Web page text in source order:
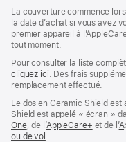
La couverture commence
la date d’achat si vous avez
premier appareil à
tout moment.
Pour consulter la liste
cliquez ici(s’ouvre
dans
nouvelle
fenêtre)
. Des frais
remplacement effectué.
Le dos en Ceramic Shield est
Shield est appelé « écran »
One(s’ouvre
dans
, de l’AppleCare+ (s’ouvre
et de l’
ou de vol